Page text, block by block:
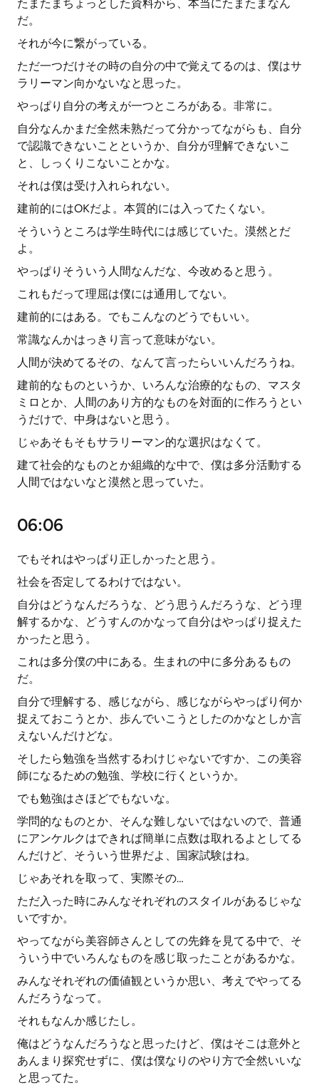
たまたまちょっとした資料から、本当にたまたまなん
だ。
それが今に繋がっている。
ただ一つだけその時の自分の中で覚えてるのは、僕はサ
ラリーマン向かないなと思った。
やっぱり自分の考えが一つところがある。非常に。
自分なんかまだ全然未熟だって分かってながらも、自分
で認識できないことというか、自分が理解できないこ
と、しっくりこないことかな。
それは僕は受け入れられない。
建前的にはOKだよ。本質的には入ってたくない。
そういうところは学生時代には感じていた。漠然とだ
よ。
やっぱりそういう人間なんだな、今改めると思う。
これもだって理屈は僕には通用してない。
建前的にはある。でもこんなのどうでもいい。
常識なんかはっきり言って意味がない。
人間が決めてるその、なんて言ったらいいんだろうね。
建前的なものというか、いろんな治療的なもの、マスタ
ミロとか、人間のあり方的なものを対面的に作ろうとい
うだけで、中身はないと思う。
じゃあそもそもサラリーマン的な選択はなくて。
建て社会的なものとか組織的な中で、僕は多分活動する
人間ではないなと漠然と思っていた。
06:06
でもそれはやっぱり正しかったと思う。
社会を否定してるわけではない。
自分はどうなんだろうな、どう思うんだろうな、どう理
解するかな、どうすんのかなって自分はやっぱり捉えた
かったと思う。
これは多分僕の中にある。生まれの中に多分あるもの
だ。
自分で理解する、感じながら、感じながらやっぱり何か
捉えておこうとか、歩んでいこうとしたのかなとしか言
えないんだけどな。
そしたら勉強を当然するわけじゃないですか、この美容
師になるための勉強、学校に行くというか。
でも勉強はさほどでもないな。
学問的なものとか、そんな難しないではないので、普通
にアンケルクはできれば簡単に点数は取れるよとしてる
んだけど、そういう世界だよ、国家試験はね。
じゃあそれを取って、実際その…
ただ入った時にみんなそれぞれのスタイルがあるじゃな
いですか。
やってながら美容師さんとしての先鋒を見てる中で、そ
ういう中でいろんなものを感じ取ったことがあるかな。
みんなそれぞれの価値観というか思い、考えでやってる
んだろうなって。
それもなんか感じたし。
俺はどうなんだろうなと思ったけど、僕はそこは意外と
あんまり探究せずに、僕は僕なりのやり方で全然いいな
と思ってた。